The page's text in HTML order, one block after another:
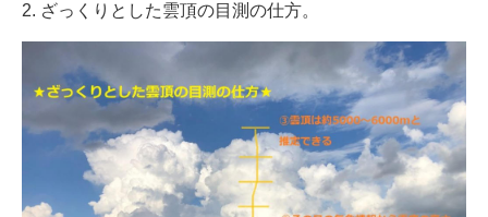
2. ざっくりとした雲頂の目測の仕方。